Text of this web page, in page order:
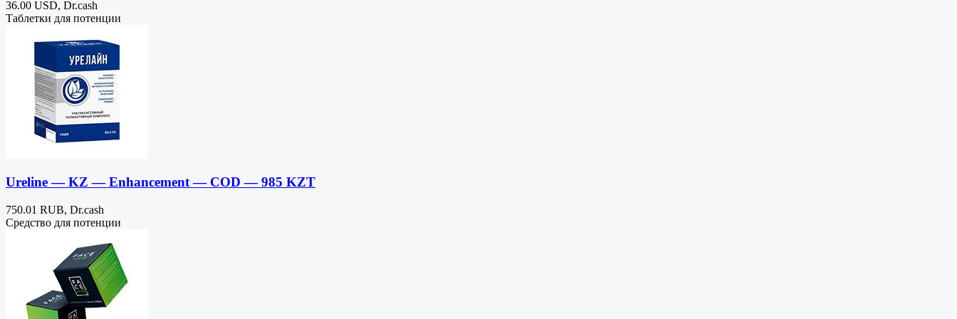
36.00 USD, Dr.cash
Таблетки для потенции
Ureline — KZ — Enhancement — COD — 985 KZT
750.01 RUB, Dr.cash
Средство для потенции